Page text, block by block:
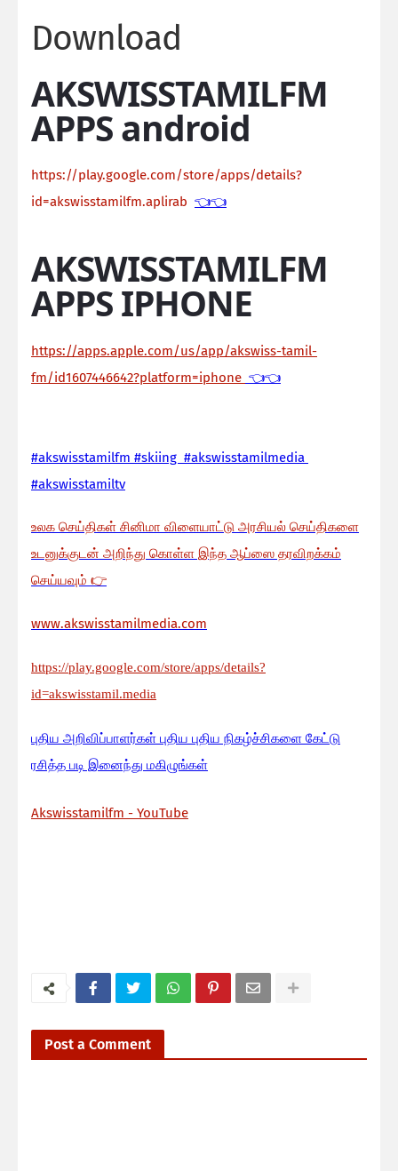
Download
AKSWISSTAMILFM
APPS android
https://play.google.com/store/apps/details?
id=akswisstamilfm.aplirab 👈👈
AKSWISSTAMILFM
APPS IPHONE
https://apps.apple.com/us/app/akswiss-tamil-
fm/id1607446642?platform=iphone 👈👈
#akswisstamilfm #skiing #akswisstamilmedia
#akswisstamiltv
உலக செய்திகள் சினிமா விளையாட்டு அரசியல் செய்திகளை
உடனுக்குடன் அறிந்து கொள்ள இந்த ஆப்ஸை தரவிறக்கம்
செய்யவும் 👉
www.akswisstamilmedia.com
https://play.google.com/store/apps/details?
id=akswisstamil.media
புதிய அறிவிப்பாளர்கள் புதிய புதிய நிகழ்ச்சிகளை கேட்டு
ரசித்த படி இனைந்து மகிழுங்கள்
Akswisstamilfm - YouTube
Post a Comment